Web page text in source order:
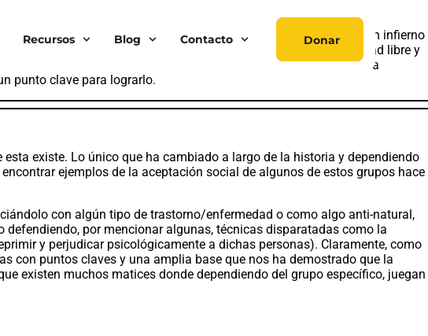
Recursos Blog Contacto Donar
la sexualidad, orientacion, género e identidad, dependen plena y
que aquellos que se salían de lo preestablecido, vivieran un infierno
que debería ser inadmisible para cualquier defensor de la sociedad libre y
a las antiguas, y especialmente, las nuevas generaciones para
punto clave para lograrlo.
existe. Lo único que ha cambiado a largo de la historia y dependiendo
ejemplos de la aceptación social de algunos de estos grupos hace
con algún tipo de trastorno/enfermedad o como algo anti-natural,
por mencionar algunas, técnicas disparatadas como la
y perjudicar psicológicamente a dichas personas). Claramente, como
con puntos claves y una amplia base que nos ha demostrado que la
existen muchos matices donde dependiendo del grupo específico, juegan